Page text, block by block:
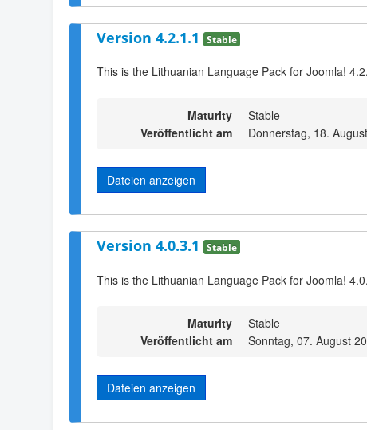
Version 4.2.1.1 Stable
This is the Lithuanian Language Pack for Joomla!
Maturity
Stable
Veröffentlicht am
Donnerstag, 18.
Dateien anzeigen
Version 4.0.3.1 Stable
This is the Lithuanian Language Pack for Joomla!
Maturity
Stable
Veröffentlicht am
Sonntag, 07. August
Dateien anzeigen